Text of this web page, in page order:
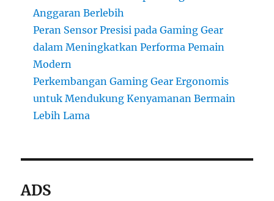
Anggaran Berlebih
Peran Sensor Presisi pada Gaming Gear
dalam Meningkatkan Performa Pemain
Modern
Perkembangan Gaming Gear Ergonomis
untuk Mendukung Kenyamanan Bermain
Lebih Lama
ADS